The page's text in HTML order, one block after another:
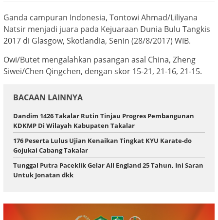
Ganda campuran Indonesia, Tontowi Ahmad/Liliyana
Natsir menjadi juara pada Kejuaraan Dunia Bulu Tangkis
2017 di Glasgow, Skotlandia, Senin (28/8/2017) WIB.
Owi/Butet mengalahkan pasangan asal China, Zheng
Siwei/Chen Qingchen, dengan skor 15-21, 21-16, 21-15.
BACAAN LAINNYA
Dandim 1426 Takalar Rutin Tinjau Progres Pembangunan
KDKMP Di Wilayah Kabupaten Takalar
176 Peserta Lulus Ujian Kenaikan Tingkat KYU Karate-do
Gojukai Cabang Takalar
Tunggal Putra Paceklik Gelar All England 25 Tahun, Ini Saran
Untuk Jonatan dkk